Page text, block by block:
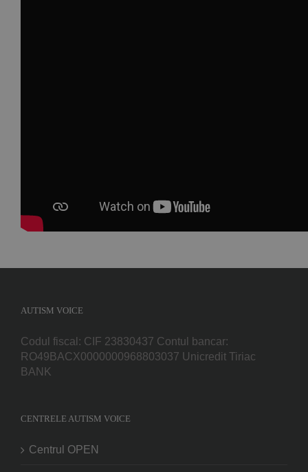
AUTISM VOICE
Codul fiscal: CIF 23830437 Contul bancar:
RO49BACX0000000968803037 Unicredit Tiriac
BANK
CENTRELE AUTISM VOICE
Centrul OPEN